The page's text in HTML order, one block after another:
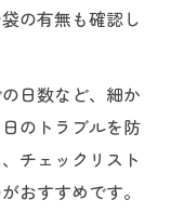
の有無も確認し
日数など、細か
のトラブルを防
チェックリスト
おすすめです。